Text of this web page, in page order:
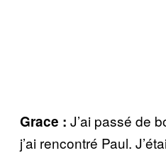
Grace : J’ai passé de
j’ai rencontré Paul.